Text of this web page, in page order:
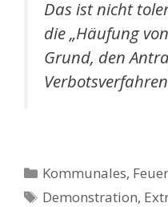
Das ist nicht
die „Häufung
Grund, den
Kategorien
Kommunales,
Schlagwörter
Demonstration,